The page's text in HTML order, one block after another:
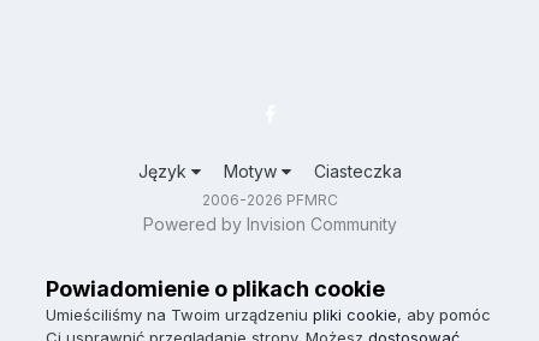
Język Motyw Ciasteczka
2006-2026 PFMRC
Powered by Invision Community
Powiadomienie o plikach cookie
Umieściliśmy na Twoim urządzeniu pliki cookie, aby pomóc